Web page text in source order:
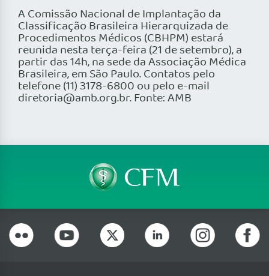
A Comissão Nacional de Implantação da
Classificação Brasileira Hierarquizada de
Procedimentos Médicos (CBHPM) estará
reunida nesta terça-feira (21 de setembro), a
partir das 14h, na sede da Associação Médica
Brasileira, em São Paulo. Contatos pelo
telefone (11) 3178-6800 ou pelo e-mail
diretoria@amb.org.br. Fonte: AMB